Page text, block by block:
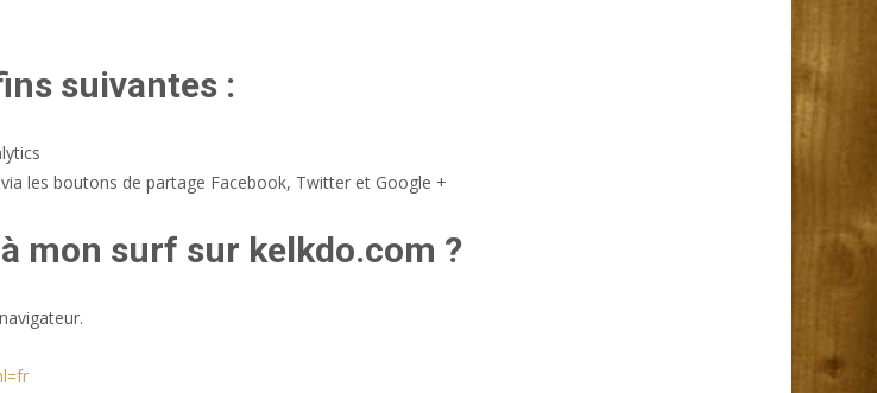
suivantes :
les boutons de partage Facebook, Twitter et Google +
mon surf sur kelkdo.com ?